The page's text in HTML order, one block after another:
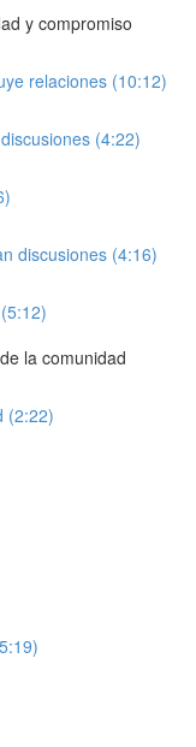
y compromiso
relaciones (10:12)
(4:22)
discusiones (4:16)
la comunidad
(2:22)